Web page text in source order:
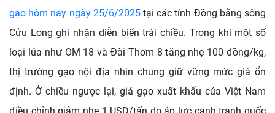
gạo hôm nay ngày 25/6/2025tại các tỉnh Đồng bằng sông
Cửu Long ghi nhận diễn biến trái chiều. Trong khi một số
loại lúa như OM 18 và Đài Thơm 8 tăng nhẹ 100 đồng/kg,
thị trường gạo nội địa nhìn chung giữ vững mức giá ổn
định. Ở chiều ngược lại, giá gạo xuất khẩu của Việt Nam